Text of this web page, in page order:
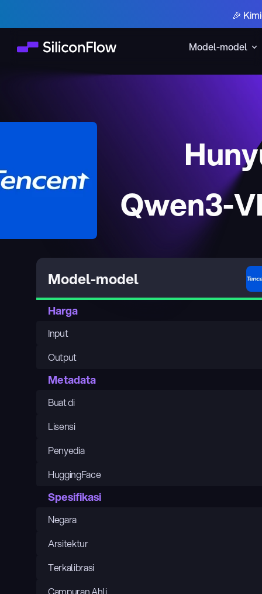
Model-model
🎉
Qwen3-
Model-model
Harga
Input
Output
Metadata
Buat di
Lisensi
Penyedia
HuggingFace
Spesifikasi
Negara
Arsitektur
Terkalibrasi